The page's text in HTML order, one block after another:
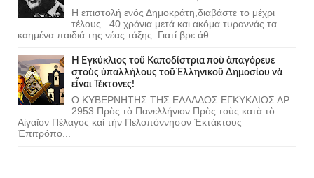
Η επιστολή ενός Δημοκράτη,διαβάστε το μέχρι
τέλους...40 χρόνια μετά και ακόμα τυραννάς τα ....
καημένα παιδιά της νέας τάξης. Γιατί βρε άθ...
Ἡ Ἐγκύκλιος τοῦ Καποδίστρια ποὺ ἀπαγόρευε
στοὺς ὑπαλλήλους τοῦ Ἑλληνικοῦ Δημοσίου νὰ
εἶναι Τέκτονες!
Ο ΚΥΒΕΡΝΗΤΗΣ ΤΗΣ ΕΛΛΑΔΟΣ ΕΓΚΥΚΛΙΟΣ ΑΡ.
2953 Πρὸς τὸ Πανελλήνιον Πρὸς τοὺς κατὰ τὸ
Αἰγαῖον Πέλαγος καὶ τὴν Πελοπόννησον Ἐκτάκτους
Ἐπιτρόπο...